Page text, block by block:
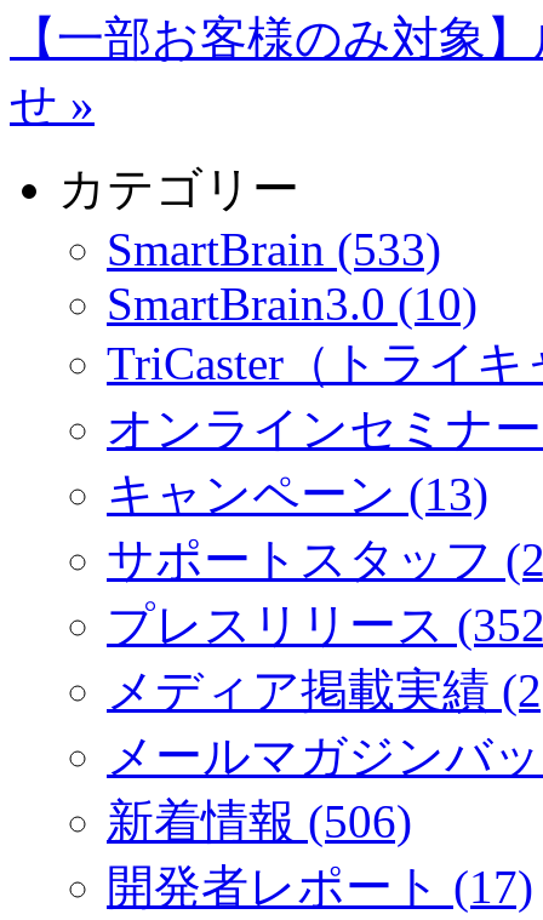
【一部お客様のみ対象
せ »
カテゴリー
SmartBrain (533)
SmartBrain3.0 (10)
TriCaster（トライ
オンラインセミナ
キャンペーン (13)
サポートスタッフ
プレスリリース
メディア掲載実績
メールマガジンバ
新着情報 (506)
開発者レポート (17)